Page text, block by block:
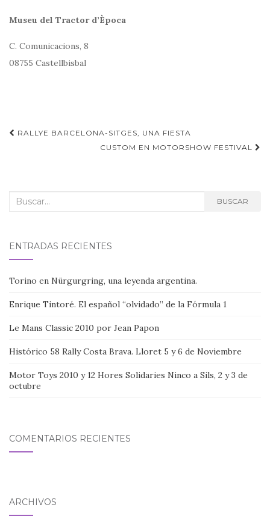
Museu del Tractor d’Època
C. Comunicacions, 8
08755 Castellbisbal
Navegación
RALLYE BARCELONA-SITGES, UNA FIESTA
CUSTOM EN MOTORSHOW FESTIVAL
Buscar: BUSCAR
ENTRADAS RECIENTES
Torino en Nürgurgring, una leyenda argentina.
Enrique Tintoré. El español “olvidado” de la Fórmula 1
Le Mans Classic 2010 por Jean Papon
Histórico 58 Rally Costa Brava. Lloret 5 y 6 de Noviembre
Motor Toys 2010 y 12 Hores Solidaries Ninco a Sils, 2 y 3 de
octubre
COMENTARIOS RECIENTES
ARCHIVOS